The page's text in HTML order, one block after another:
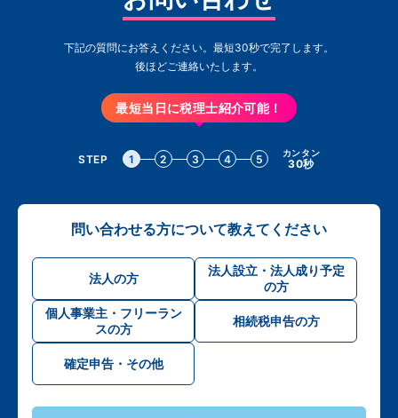
下記の質問にお答えください。最短30秒で完了します。
後ほどご連絡いたします。
最短当日に税理士紹介可能！
STEP 1 2 3 4 5 カンタン
30秒
問い合わせる方について教えてください
法人の方
法人設立・法人成り予定
の方
個人事業主・フリーラン
スの方
相続税申告の方
確定申告・その他